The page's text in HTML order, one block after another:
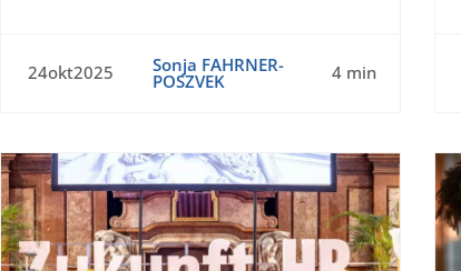
24okt2025 Sonja FAHRNER-
POSZVEK 4 min